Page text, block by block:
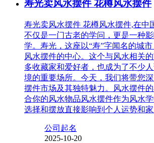
寿光卖风水摆件 花樽风水摆件
寿光卖风水摆件 花樽风水摆件,在中
不仅是一门古老的学问，更是一种
学。寿光，这座以“寿”字闻名的城
风水摆件的中心。这个与风水相关
多收藏家和爱好者，也成为了不少
境的重要场所。今天，我们将带您
摆件市场及其独特魅力。风水摆件
合你的风水物品风水摆件作为风水
选择和摆放直接影响到个人运势和
公司起名
2025-10-20